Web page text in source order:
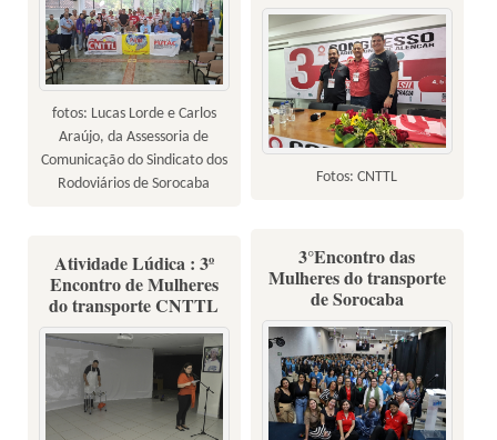
fotos: Lucas Lorde e Carlos
Araújo, da Assessoria de
Comunicação do Sindicato dos
Rodoviários de Sorocaba
Fotos: CNTTL
3°Encontro das
Mulheres do transporte
de Sorocaba
Atividade Lúdica : 3º
Encontro de Mulheres
do transporte CNTTL